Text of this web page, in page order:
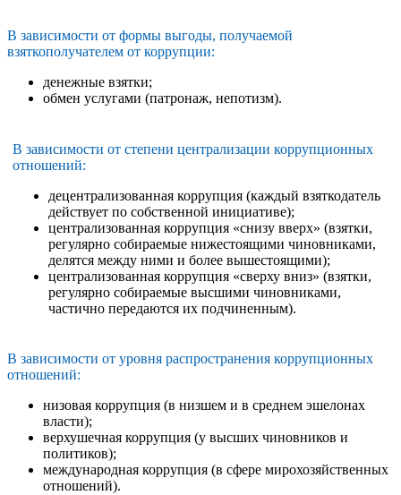
В зависимости от формы выгоды, получаемой
взяткополучателем от коррупции:
денежные взятки;
обмен услугами (патронаж, непотизм).
В зависимости от степени централизации коррупционных
отношений:
децентрализованная коррупция (каждый взяткодатель
действует по собственной инициативе);
централизованная коррупция «снизу вверх» (взятки,
регулярно собираемые нижестоящими чиновниками,
делятся между ними и более вышестоящими);
централизованная коррупция «сверху вниз» (взятки,
регулярно собираемые высшими чиновниками,
частично передаются их подчиненным).
В зависимости от уровня распространения коррупционных
отношений:
низовая коррупция (в низшем и в среднем эшелонах
власти);
верхушечная коррупция (у высших чиновников и
политиков);
международная коррупция (в сфере мирохозяйственных
отношений).